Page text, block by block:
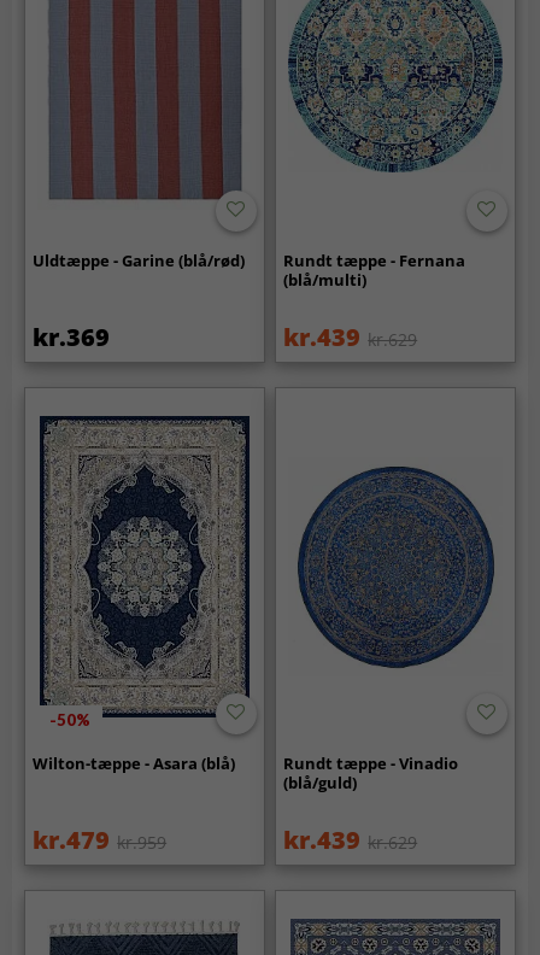
Uldtæppe - Garine (blå/rød)
kr.369
Rundt tæppe - Fernana
(blå/multi)
kr.439 kr.629
-50%
Wilton-tæppe - Asara (blå)
kr.479 kr.959
Rundt tæppe - Vinadio
(blå/guld)
kr.439 kr.629